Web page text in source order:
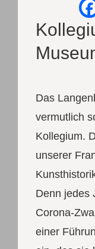
Das
vermutlich
Kollegium.
unserer
Denn jedes
Corona-
einer